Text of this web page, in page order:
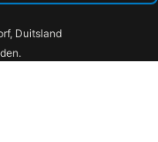
Duitsland